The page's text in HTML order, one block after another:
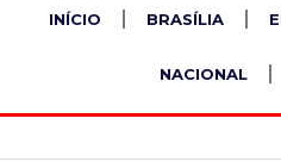
INÍCIO BRASÍLIA
NACIONAL